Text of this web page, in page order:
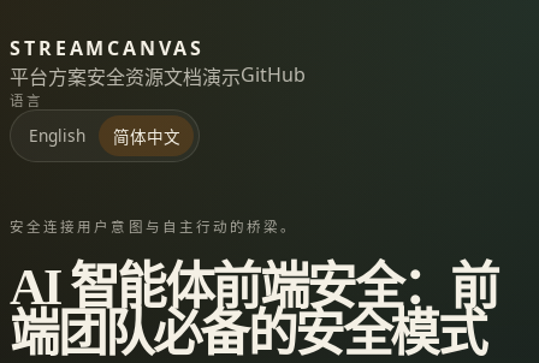
STREAMCANVAS
平台方案安全资源文档演示GitHub
语言
English 简体中文
安全连接用户意图与自主行动的桥梁。
AI 智能体前端安全：前
端团队必备的安全模式